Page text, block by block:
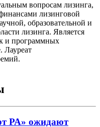
вопросам лизинга,
лизинговой
образовательной и
лизинга. Является
и программных
Лауреат
РА» ожидают